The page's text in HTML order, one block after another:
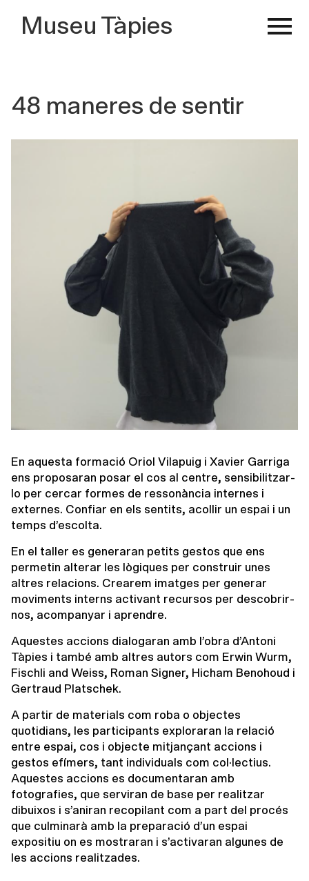
Museu Tàpies
48 maneres de sentir
En aquesta formació Oriol Vilapuig i Xavier Garriga
ens proposaran posar el cos al centre, sensibilitzar-
lo per cercar formes de ressonància internes i
externes. Confiar en els sentits, acollir un espai i un
temps d’escolta.
En el taller es generaran petits gestos que ens
permetin alterar les lògiques per construir unes
altres relacions. Crearem imatges per generar
moviments interns activant recursos per descobrir-
nos, acompanyar i aprendre.
Aquestes accions dialogaran amb l’obra d’Antoni
Tàpies i també amb altres autors com Erwin Wurm,
Fischli and Weiss, Roman Signer, Hicham Benohoud i
Gertraud Platschek.
A partir de materials com roba o objectes
quotidians, les participants exploraran la relació
entre espai, cos i objecte mitjançant accions i
gestos efímers, tant individuals com col·lectius.
Aquestes accions es documentaran amb
fotografies, que serviran de base per realitzar
dibuixos i s’aniran recopilant com a part del procés
que culminarà amb la preparació d’un espai
expositiu on es mostraran i s’activaran algunes de
les accions realitzades.